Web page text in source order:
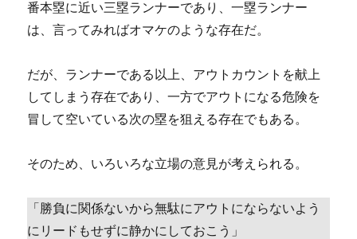
番本塁に近い三塁ランナーであり、一塁ランナー
は、言ってみればオマケのような存在だ。
だが、ランナーである以上、アウトカウントを献上
してしまう存在であり、一方でアウトになる危険を
冒して空いている次の塁を狙える存在でもある。
そのため、いろいろな立場の意見が考えられる。
「勝負に関係ないから無駄にアウトにならないよう
にリードもせずに静かにしておこう」